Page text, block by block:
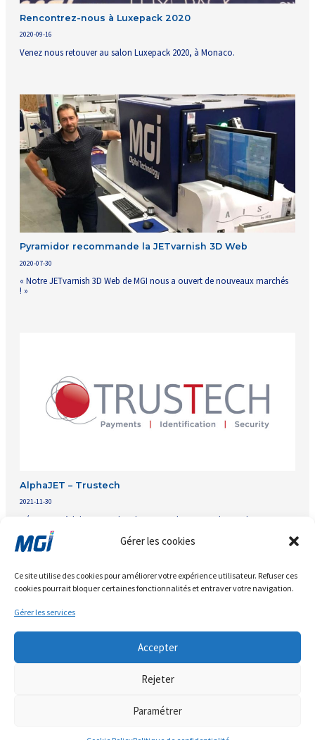
Gérer les cookies
Ce site utilise des cookies pour améliorer votre expérience utilisateur. Refuser ces
cookies pourrait bloquer certaines fonctionnalités et entraver votre navigation.
Gérer les services
Accepter
Rejeter
Paramétrer
Rencontrez-nous à Luxepack 2020
2020-09-16
Venez nous retouver au salon Luxepack 2020, à Monaco.
Pyramidor recommande la JETvarnish 3D Web
2020-07-30
« Notre JETvarnish 3D Web de MGI nous a ouvert de nouveaux marchés
! »
AlphaJET – Trustech
2021-11-30
Découvrez L’AlphaJET sur le salon Trustech 2021, sur le stand EO 35
Communiqués
Investisseurs
Société
Politique de confidentialité